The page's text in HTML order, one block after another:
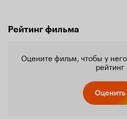
Рейтинг фильма
Оцените фильм, чтобы у
рейтинг
Оценить